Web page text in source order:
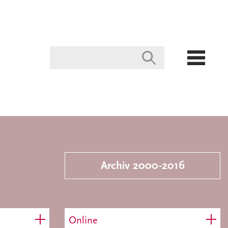
Archiv 2000-2016
Online